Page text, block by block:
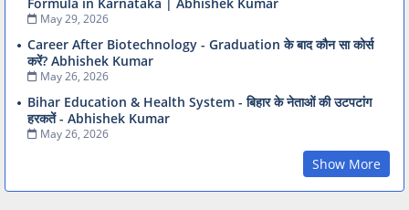
May 29, 2026
Career After Biotechnology - Graduation के बाद कौन सा कोर्स
करें? Abhishek Kumar
May 26, 2026
Bihar Education & Health System - बिहार के नेताओं की उटपटांग
हरकतें - Abhishek Kumar
May 26, 2026
Show More